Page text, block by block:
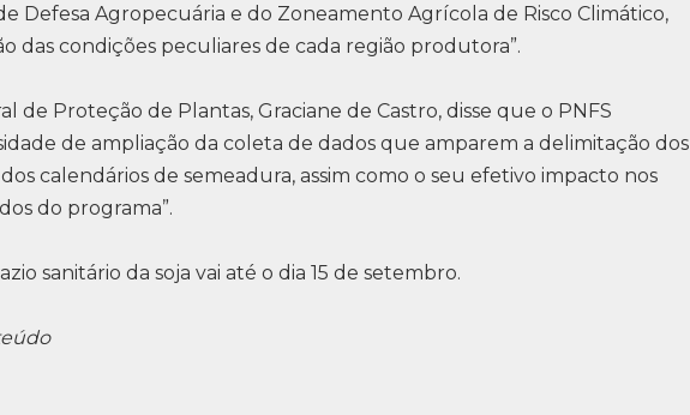
Defesa Agropecuária e do Zoneamento Agrícola de Risco Climático,
das condições peculiares de cada região produtora”.
de Proteção de Plantas, Graciane de Castro, disse que o PNFS
de ampliação da coleta de dados que amparem a delimitação dos
calendários de semeadura, assim como o seu efetivo impacto nos
do programa”.
sanitário da soja vai até o dia 15 de setembro.